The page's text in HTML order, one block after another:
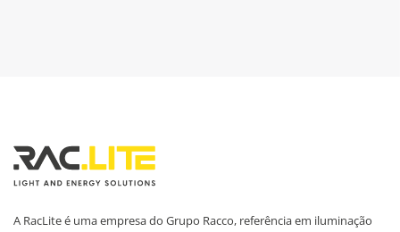
A RacLite é uma empresa do Grupo Racco, referência em iluminação